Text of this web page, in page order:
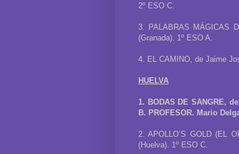
2º ESO C.
3. PALABRAS MÁGICAS
(Granada). 1º ESO A.
4. EL CAMINO, de Jaime
HUELVA
1. BODAS DE SANGRE,
B. PROFESOR. Mario
2. APOLLO’S GOLD (EL
(Huelva). 1º ESO C.